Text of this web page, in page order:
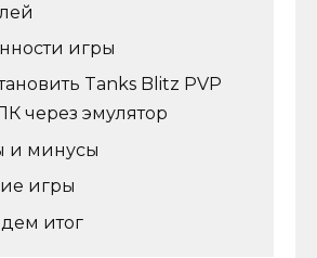
игры
Tanks Blitz PVP
через эмулятор
и минусы
игры
итог